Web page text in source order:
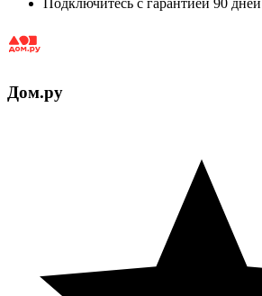
Подключитесь с гарантией 90 дней
Дом.ру